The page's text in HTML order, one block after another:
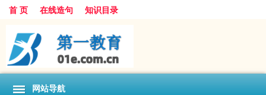
首 页 在线造句 知识目录
网站导航